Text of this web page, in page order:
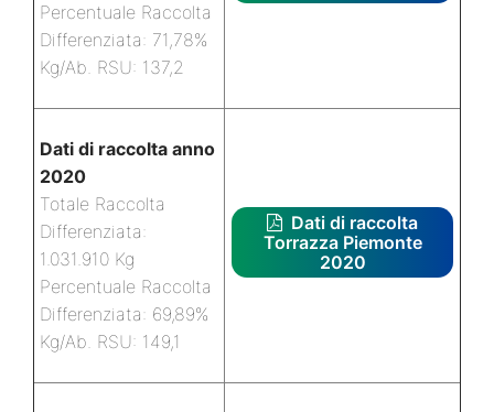
Percentuale Raccolta
Differenziata: 71,78%
Kg/Ab. RSU: 137,2
Dati di raccolta anno
2020
Totale Raccolta
Differenziata:
1.031.910 Kg
Percentuale Raccolta
Differenziata: 69,89%
Kg/Ab. RSU: 149,1
Dati di raccolta
Torrazza Piemonte
2020